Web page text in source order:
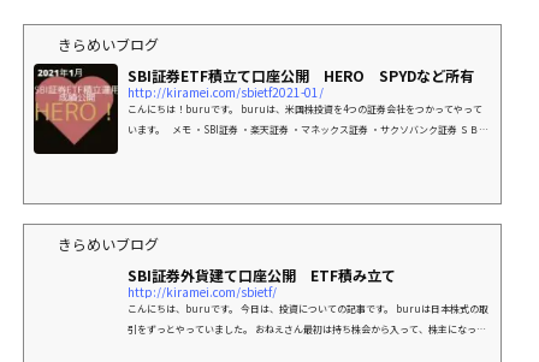
きらめいブログ
SBI証券ETF積立て口座公開 HERO SPYDなど所有
http://kiramei.com/sbietf2021-01/
こんにちは！buruです。 buruは、米国株投資を4つの証券会社をつかってやって
います。 メモ ・SBI証券 ・楽天証券 ・マネックス証券 ・サクソバンク証券 ＳＢＩ
きらめいブログ
SBI証券外貨建て口座公開 ETF積み立て
http://kiramei.com/sbietf/
こんにちは、buruです。 今日は、投資についての記事です。 buruは日本株式の取
引をずっとやっていました。 おねえさん最初は持ち株会から入って、株主になった